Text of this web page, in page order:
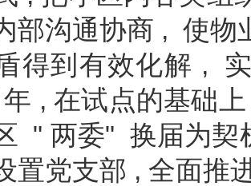
部沟通协商 , 使物
得到有效化解 ,
, 在试点的基础
" 两委" 换届为
置党支部 , 全面推